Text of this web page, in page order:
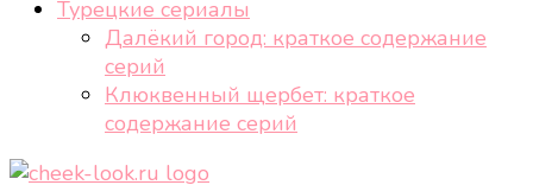
Турецкие сериалы
Далёкий город: краткое содержание
серий
Клюквенный щербет: краткое
содержание серий